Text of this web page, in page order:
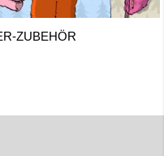
ZUBEHÖR